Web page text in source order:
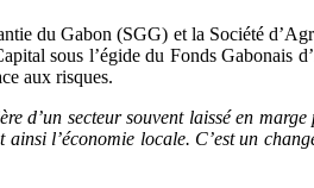
du Gabon (SGG) et la Société
sous l’égide du Fonds Gabonais
aux risques.
d’un secteur souvent laissé en
l’économie locale. C’est un